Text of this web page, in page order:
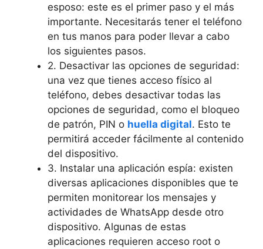
esposo: este es el primer paso y el más
importante. Necesitarás tener el teléfono
en tus manos para poder llevar a cabo
los siguientes pasos.
2. Desactivar las opciones de seguridad:
una vez que tienes acceso físico al
teléfono, debes desactivar todas las
opciones de seguridad, como el bloqueo
de patrón, PIN o huella digital. Esto te
permitirá acceder fácilmente al contenido
del dispositivo.
3. Instalar una aplicación espía: existen
diversas aplicaciones disponibles que te
permiten monitorear los mensajes y
actividades de WhatsApp desde otro
dispositivo. Algunas de estas
aplicaciones requieren acceso root o